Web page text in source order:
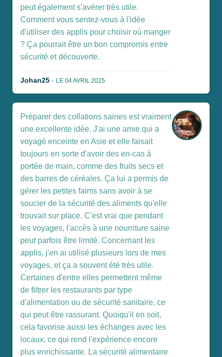
peut également s'avérer très utile.
Comment vous sentez-vous à l'idée
d'utiliser des applis pour choisir où manger
? Ça pourrait être un bon compromis entre
sécurité et découverte.
Johan25 - LE 04 AVRIL 2025
Préparer des collations saines est vraiment
une excellente idée. J'ai une amie qui a
voyagé enceinte en Asie et elle faisait
toujours en sorte d'avoir des en-cas à
portée de main, comme des fruits secs et
des barres de céréales. Ça lui a permis de
gérer les petites faims sans avoir à se
soucier de la sécurité des aliments qu'elle
trouvait sur place. C'est vrai que pendant
les voyages, l'accès à une nourriture saine
peut parfois être limité. Concernant les
applis, j'en ai utilisé plusieurs lors de mes
voyages, et ça a souvent été très utile.
Certaines d'entre elles permettent même
de filtrer les restaurants par type
d'alimentation ou de sécurité sanitaire, ce
qui peut être rassurant. Quoiqu'il en soit,
cela favorise aussi les échanges avec les
locaux, ce qui rend l'expérience encore
plus enrichissante. La sécurité alimentaire